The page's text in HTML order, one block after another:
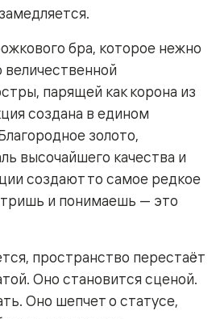
бра, которое нежно
величественной
парящей как корона из
создана в едином
золото,
высочайшего качества и
создают то самое редкое
и понимаешь — это
пространство перестаёт
Оно становится сценой.
Оно шепчет о статусе,